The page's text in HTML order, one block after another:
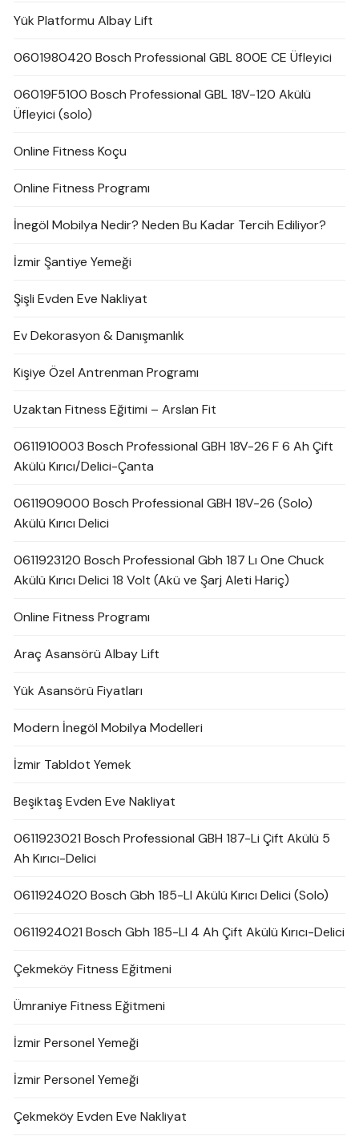
Yük Platformu Albay Lift
0601980420 Bosch Professional GBL 800E CE Üfleyici
06019F5100 Bosch Professional GBL 18V-120 Akülü
Üfleyici (solo)
Online Fitness Koçu
Online Fitness Programı
İnegöl Mobilya Nedir? Neden Bu Kadar Tercih Ediliyor?
İzmir Şantiye Yemeği
Şişli Evden Eve Nakliyat
Ev Dekorasyon & Danışmanlık
Kişiye Özel Antrenman Programı
Uzaktan Fitness Eğitimi – Arslan Fit
0611910003 Bosch Professional GBH 18V-26 F 6 Ah Çift
Akülü Kırıcı/Delici-Çanta
0611909000 Bosch Professional GBH 18V-26 (Solo)
Akülü Kırıcı Delici
0611923120 Bosch Professional Gbh 187 Lı One Chuck
Akülü Kırıcı Delici 18 Volt (Akü ve Şarj Aleti Hariç)
Online Fitness Programı
Araç Asansörü Albay Lift
Yük Asansörü Fiyatları
Modern İnegöl Mobilya Modelleri
İzmir Tabldot Yemek
Beşiktaş Evden Eve Nakliyat
0611923021 Bosch Professional GBH 187-Li Çift Akülü 5
Ah Kırıcı-Delici
0611924020 Bosch Gbh 185-LI Akülü Kırıcı Delici (Solo)
0611924021 Bosch Gbh 185-LI 4 Ah Çift Akülü Kırıcı-Delici
Çekmeköy Fitness Eğitmeni
Ümraniye Fitness Eğitmeni
İzmir Personel Yemeği
İzmir Personel Yemeği
Çekmeköy Evden Eve Nakliyat